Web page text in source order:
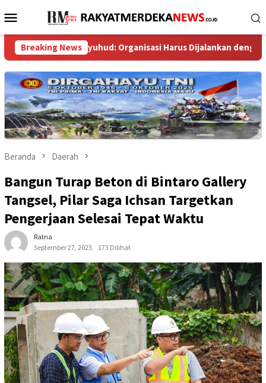
ke
Menu
Mobile
Breaking News
Syuhud: Organisasi Harus Dijalankan dengan Musyawarah
Beranda Daerah
Bangun Turap Beton di Bintaro Gallery
Tangsel, Pilar Saga Ichsan Targetkan
Pengerjaan Selesai Tepat Waktu
Ratna
September 27, 2025
173 Dilihat